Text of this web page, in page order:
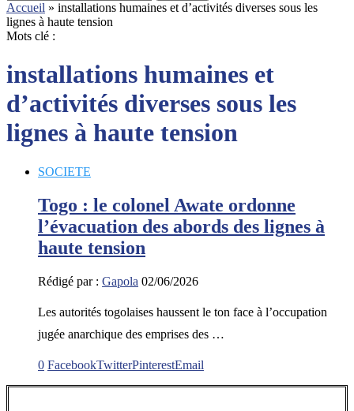
Accueil » installations humaines et d’activités diverses sous les
lignes à haute tension
Mots clé :
installations humaines et
d’activités diverses sous les
lignes à haute tension
SOCIETE
Togo : le colonel Awate ordonne
l’évacuation des abords des lignes à
haute tension
Rédigé par : Gapola 02/06/2026
Les autorités togolaises haussent le ton face à l’occupation
jugée anarchique des emprises des …
0 FacebookTwitterPinterestEmail